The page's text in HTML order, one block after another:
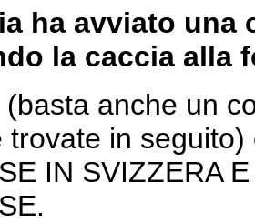
ha avviato una
la caccia alla
(basta anche un
in seguito)
IN SVIZZERA